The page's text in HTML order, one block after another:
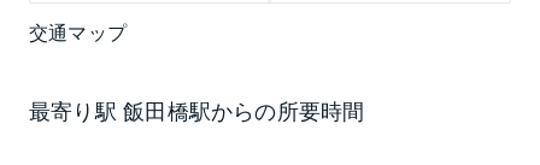
交通マップ
最寄り駅 飯田橋駅からの所要時間